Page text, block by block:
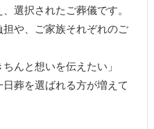
選択されたご葬儀です。
や、ご家族それぞれのご
んと想いを伝えたい」
葬を選ばれる方が増えて